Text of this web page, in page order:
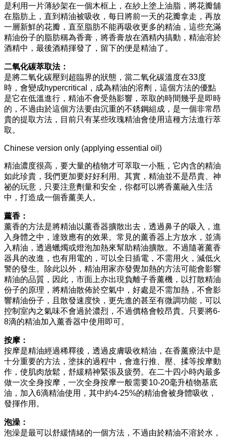
是利用一片薄紗架在一個木框上，在紗上塗上油脂，將花瓣舖
在脂肪上，直到精油被吸收，每日將前一天的花瓣拿走，再放
一層新鮮的花瓣，直至脂肪不能再吸收更多的精油，這些充滿
精油份子的脂肪稱為香膏，將香膏放在酒精內搞動，精油溶於
酒精中，最後酒精揮發了，留下的便是精油了。
二氧化碳萃取法：
是將二氧化碳壓到超臨界的狀態，當二氧化碳溫度在33度
時，會變成hypercritical，成為精油的溶劑，這個方法的優點
是它在低溫進行，精油不會受熱影響，萃取的時間幾乎是即時
的，不過由於這個方法要由沉重的不銹鋼組成，是一個非常昂
貴的提取方法，目前只有某些玫瑰精油會使用這種方法進行萃
取。
Chinese version only (applying essential oil)
精油濃度很高，要大量的植物才可萃取一小瓶，它內含的精油
如此珍貴，我們更加要好好利用。其實，精油並不是昂貴、神
祕的玩意，只要注意劑量和安全，你都可以將香薰融入生活
中，打造成一個香薰美人。
薰香：
薰香的方法是將精油以薰香器擴散出去，透過鼻子的吸入，進
入身體之中，達致應有的效果。常見的薰香器上方放水，並滴
入精油，透過蠟燭或燈泡加熱來幫助精油擴散。不過隨著薰香
器具的改進，也有用電的，可以全日插電，不需用火，減低火
警的發生。除此以外，精油用家亦發覺加熱的方法可能會影響
精油的品質，因此，市面上亦出現負離子香薰機，以打散精油
份子的原理，將精油散佈於空氣中，好處是不需加熱，不會影
響精油份子，且散發速度快，更先進的甚至有微調功能，可以
控制室內之氣味不會過於濃烈，不過價格會較昂貴。只要將6-
8滴的精油加入薰香器中使用即可。
按摩：
按摩是精油經過稀釋後，透過皮膚吸收精油，在香薰療法中是
十分重要的方法，塗抹的過程中，會進行推、壓、揉等按摩動
作，使肌肉放鬆，舒緩精神緊張及疲勞。在二十四小時內最多
做一次全身按摩，一次全身按摩一般需要10-20毫升植物基底
油，加入6滴精油使用，其中約4-25%的精油會被身體吸收，
發揮作用。
泡澡：
泡澡是最可以舒緩情緒的一個方法，不過由於精油不溶於水，